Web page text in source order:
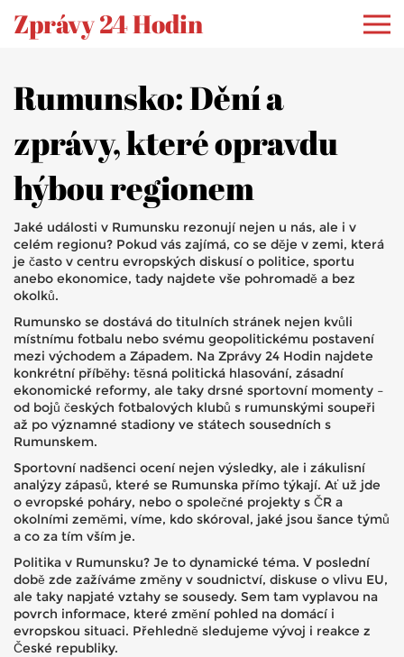
Zprávy 24 Hodin
Rumunsko: Dění a
zprávy, které opravdu
hýbou regionem
Jaké události v Rumunsku rezonují nejen u nás, ale i v
celém regionu? Pokud vás zajímá, co se děje v zemi, která
je často v centru evropských diskusí o politice, sportu
anebo ekonomice, tady najdete vše pohromadě a bez
okolků.
Rumunsko se dostává do titulních stránek nejen kvůli
místnímu fotbalu nebo svému geopolitickému postavení
mezi východem a Západem. Na Zprávy 24 Hodin najdete
konkrétní příběhy: těsná politická hlasování, zásadní
ekonomické reformy, ale taky drsné sportovní momenty –
od bojů českých fotbalových klubů s rumunskými soupeři
až po významné stadiony ve státech sousedních s
Rumunskem.
Sportovní nadšenci ocení nejen výsledky, ale i zákulisní
analýzy zápasů, které se Rumunska přímo týkají. Ať už jde
o evropské poháry, nebo o společné projekty s ČR a
okolními zeměmi, víme, kdo skóroval, jaké jsou šance týmů
a co za tím vším je.
Politika v Rumunsku? Je to dynamické téma. V poslední
době zde zažíváme změny v soudnictví, diskuse o vlivu EU,
ale taky napjaté vztahy se sousedy. Sem tam vyplavou na
povrch informace, které změní pohled na domácí i
evropskou situaci. Přehledně sledujeme vývoj i reakce z
České republiky.